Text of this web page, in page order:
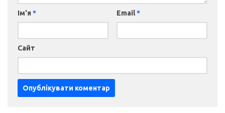
Ім'я * Email*
Сайт